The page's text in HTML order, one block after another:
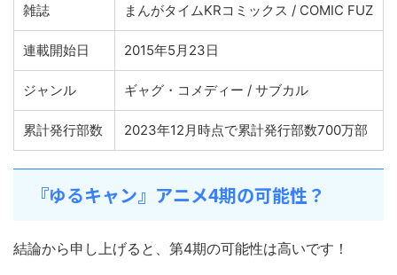
雑誌 まんがタイムKRコミックス / COMIC FUZ
連載開始日 2015年5月23日
ジャンル ギャグ・コメディー / サブカル
累計発行部数 2023年12月時点で累計発行部数700万部
『ゆるキャン』アニメ4期の可能性？
結論から申し上げると、第4期の可能性は高いです！